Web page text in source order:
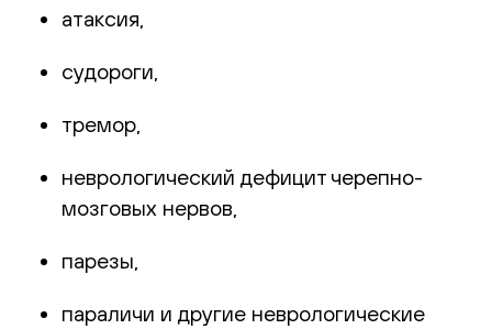
атаксия,
судороги,
тремор,
неврологический дефицит черепно-
мозговых нервов,
парезы,
параличи и другие неврологические